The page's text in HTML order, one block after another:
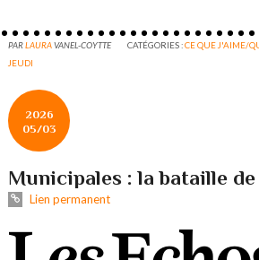
PARLAURAVANEL-COYTTE CATÉGORIES :CE QUE J'AIME/
JEUDI
2026
05/03
Municipales : la bataille
Lien permanent